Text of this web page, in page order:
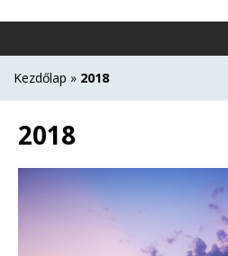
Kezdőlap » 2018
2018